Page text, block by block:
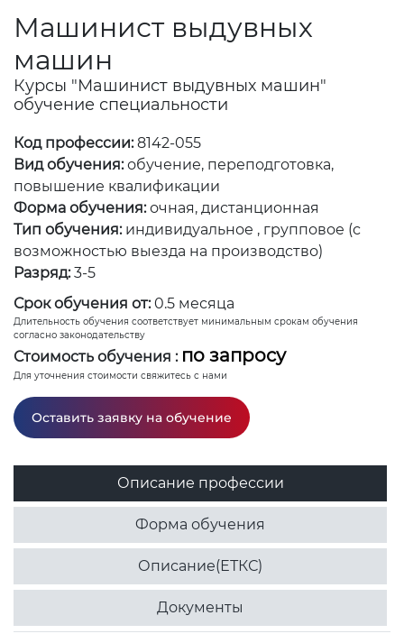
Машинист выдувных
машин
Курсы "Машинист выдувных машин"
обучение специальности
Код профессии:8142-055
Вид обучения: обучение, переподготовка,
повышение квалификации
Форма обучения: очная, дистанционная
Тип обучения: индивидуальное , групповое (с
возможностью выезда на производство)
Разряд: 3-5
Срок обучения от: 0.5 месяца
Длительность обучения соответствует минимальным срокам обучения
согласно законодательству
Стоимость обучения : по запросу
Для уточнения стоимости свяжитесь с нами
Оставить заявку на обучение
Описание профессии
Форма обучения
Описание(ЕТКС)
Документы